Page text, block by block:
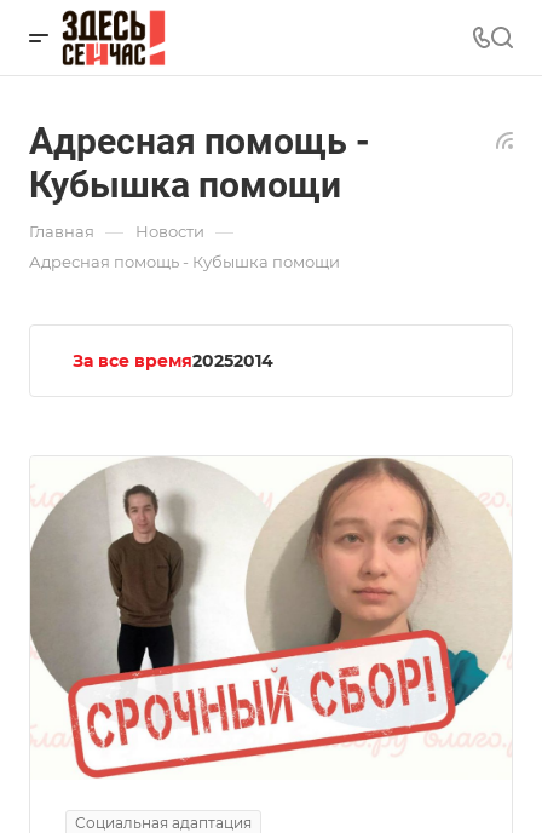
Адресная помощь -
Кубышка помощи
Главная — Новости —
Адресная помощь - Кубышка помощи
За все время20252014
Социальная адаптация